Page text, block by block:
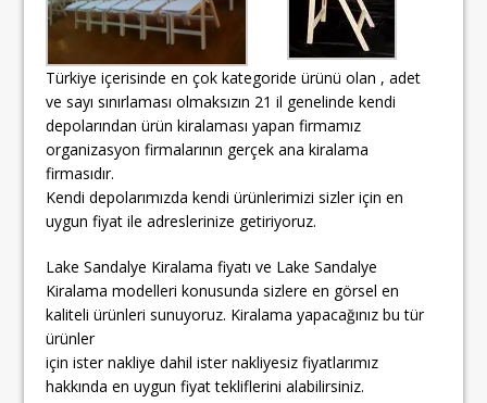
Türkiye içerisinde en çok kategoride ürünü olan , adet
ve sayı sınırlaması olmaksızın 21 il genelinde kendi
depolarından ürün kiralaması yapan firmamız
organizasyon firmalarının gerçek ana kiralama
firmasıdır.
Kendi depolarımızda kendi ürünlerimizi sizler için en
uygun fiyat ile adreslerinize getiriyoruz.
Lake Sandalye Kiralama fiyatı ve Lake Sandalye
Kiralama modelleri konusunda sizlere en görsel en
kaliteli ürünleri sunuyoruz. Kiralama yapacağınız bu tür
ürünler
için ister nakliye dahil ister nakliyesiz fiyatlarımız
hakkında en uygun fiyat tekliflerini alabilirsiniz.